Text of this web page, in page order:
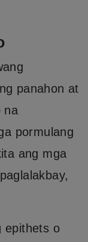
panahon at
na
pormulang
ang mga
epithets o